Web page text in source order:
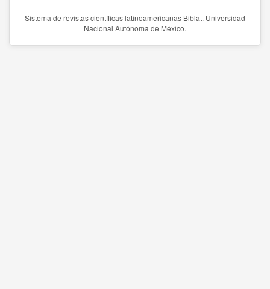
Sistema de revistas científicas latinoamericanas Biblat. Universidad
Nacional Autónoma de México.